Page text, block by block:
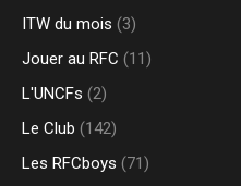
ITW du mois (3)
Jouer au RFC (11)
L'UNCFs (2)
Le Club (142)
Les RFCboys (71)